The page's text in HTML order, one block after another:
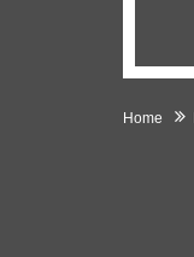
Home